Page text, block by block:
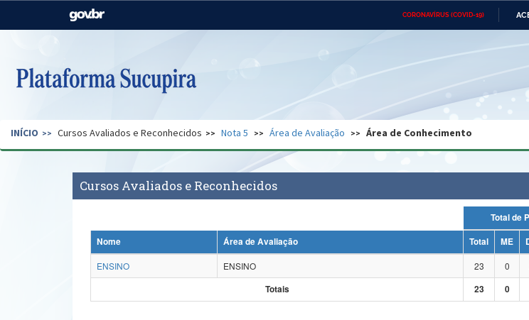
CORONAVÍRUS (COVID-19)
Casa Civil Ministério
Pecuária e Abastecimento
Ministério do Desenvolvimento
Regional
Secretaria de Governo Gabinete de Segurança Advocacia-Geral da União Banco
INÍCIO Cursos Avaliados e Reconhecidos Nota 5 Área de Avaliação Área de Conhecimento
Cursos Avaliados e Reconhecidos
Nome
Área de Avaliação Total ME
ENSINO
ENSINO 23 0
Totais
23 0